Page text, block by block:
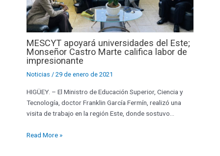
MESCYT apoyará universidades del Este;
Monseñor Castro Marte califica labor de
impresionante
Noticias /29 de enero de 2021
HIGÜEY. – El Ministro de Educación Superior, Ciencia y
Tecnología, doctor Franklin García Fermín, realizó una
visita de trabajo en la región Este, donde sostuvo…
Read More »